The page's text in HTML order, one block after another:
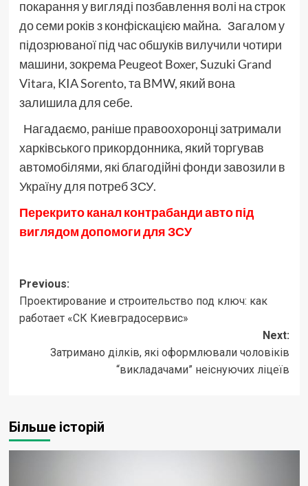
покарання у вигляді позбавлення волі на строк
до семи років з конфіскацією майна. Загалом у
підозрюваної під час обшуків вилучили чотири
машини, зокрема Peugeot Boxer, Suzuki Grand
Vitara, KIA Sorento, та BMW, який вона
залишила для себе.
Нагадаємо, раніше правоохоронці затримали
харківського прикордонника, який торгував
автомобілями, які благодійні фонди завозили в
Україну для потреб ЗСУ.
Перекрито канал контрабанди авто під
виглядом допомоги для ЗСУ
Post
navigation
Previous:
Проектирование и строительство под ключ: как
работает «СК Киевградосервис»
Next:
Затримано ділків, які оформлювали чоловіків
“викладачами” неіснуючих ліцеїв
Більше історій